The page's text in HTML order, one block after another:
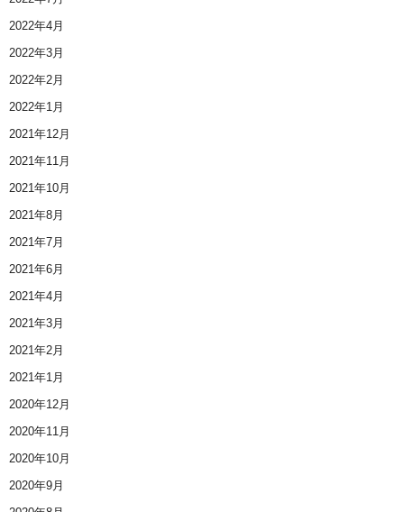
2022年4月
2022年3月
2022年2月
2022年1月
2021年12月
2021年11月
2021年10月
2021年8月
2021年7月
2021年6月
2021年4月
2021年3月
2021年2月
2021年1月
2020年12月
2020年11月
2020年10月
2020年9月